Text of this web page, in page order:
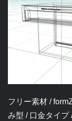
フリー素材 /
み型 / 口金タイプ